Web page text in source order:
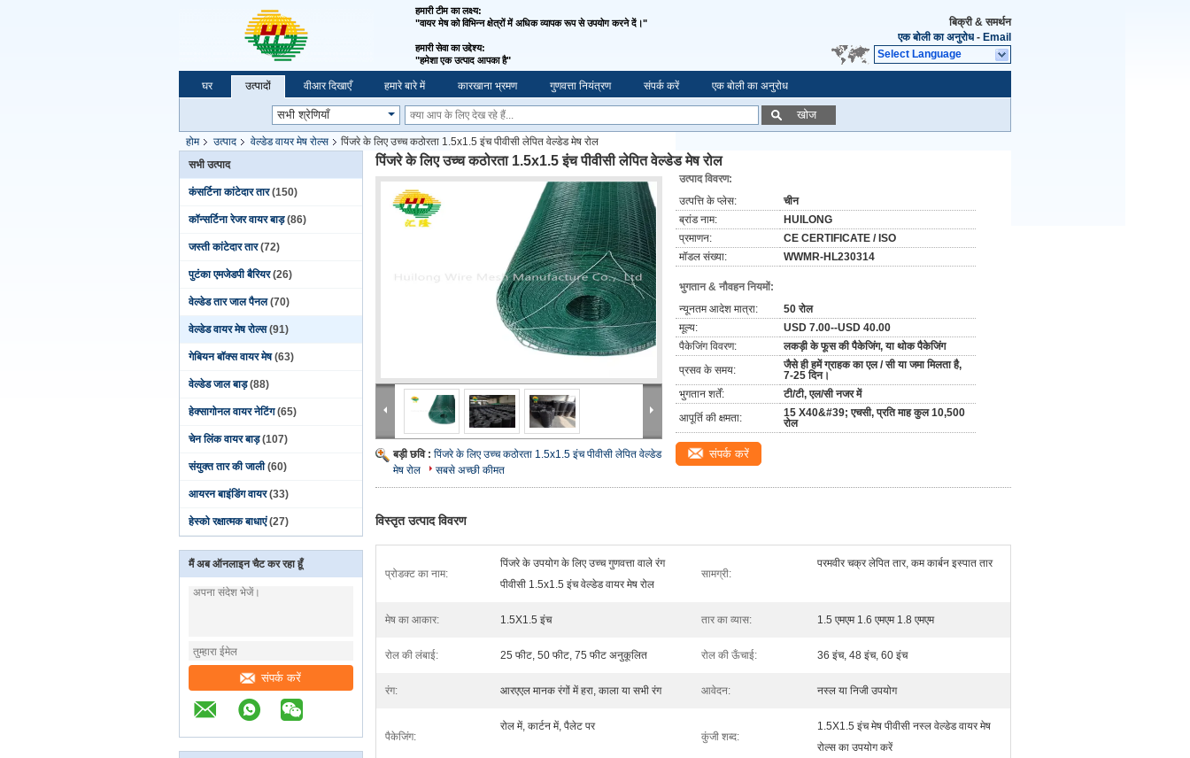
हमारी टीम का लक्ष्य:
"वायर मेष को विभिन्न क्षेत्रों में अधिक व्यापक रूप से उपयोग करने दें।"
हमारी सेवा का उद्देश्य:
"हमेशा एक उत्पाद आपका है"
बिक्री & समर्थन
एक बोली का अनुरोध - Email
Select Language
घर उत्पादों वीआर दिखाएँ हमारे बारे में कारखाना भ्रमण गुणवत्ता नियंत्रण संपर्क करें एक बोली का अनुरोध
खोज
होम उत्पाद वेल्डेड वायर मेष रोल्स
पिंजरे के लिए उच्च कठोरता 1.5x1.5 इंच पीवीसी लेपित वेल्डेड मेष रोल
सभी उत्पाद
कंसर्टिना कांटेदार तार (150)
कॉन्सर्टिना रेजर वायर बाड़ (86)
जस्ती कांटेदार तार (72)
पुटंका एमजेडपी बैरियर (26)
वेल्डेड तार जाल पैनल (70)
वेल्डेड वायर मेष रोल्स (91)
गेबियन बॉक्स वायर मेष (63)
वेल्डेड जाल बाड़ (88)
हेक्सागोनल वायर नेटिंग (65)
चेन लिंक वायर बाड़ (107)
संयुक्त तार की जाली (60)
आयरन बाइंडिंग वायर (33)
हेस्को रक्षात्मक बाधाएं (27)
मैं अब ऑनलाइन चैट कर रहा हूँ
संपर्क करें
पिंजरे के लिए उच्च कठोरता 1.5x1.5 इंच पीवीसी लेपित वेल्डेड मेष रोल
बड़ी छवि : पिंजरे के लिए उच्च कठोरता 1.5x1.5 इंच पीवीसी लेपित वेल्डेड
मेष रोल
सबसे अच्छी कीमत
उत्पाद विवरण:
उत्पत्ति के प्लेस:
चीन
ब्रांड नाम:
HUILONG
प्रमाणन:
CE CERTIFICATE / ISO
मॉडल संख्या:
WWMR-HL230314
भुगतान & नौवहन नियमों:
न्यूनतम आदेश मात्रा:
50 रोल
मूल्य:
USD 7.00--USD 40.00
पैकेजिंग विवरण:
लकड़ी के फूस की पैकेजिंग, या थोक पैकेजिंग
प्रसव के समय:
जैसे ही हमें ग्राहक का एल / सी या जमा मिलता है,
7-25 दिन।
भुगतान शर्तें:
टी/टी, एल/सी नजर में
आपूर्ति की क्षमता:
15 X40&#39; एचसी, प्रति माह कुल 10,500
रोल
संपर्क करें
विस्तृत उत्पाद विवरण
प्रोडक्ट का नाम:
पिंजरे के उपयोग के लिए उच्च गुणवत्ता वाले रंग
पीवीसी 1.5x1.5 इंच वेल्डेड वायर मेष रोल
सामग्री:
परमवीर चक्र लेपित तार, कम कार्बन इस्पात तार
मेष का आकार: 1.5X1.5 इंच तार का व्यास: 1.5 एमएम 1.6 एमएम 1.8 एमएम
रोल की लंबाई: 25 फीट, 50 फीट, 75 फीट अनुकूलित रोल की ऊँचाई: 36 इंच, 48 इंच, 60 इंच
रंग: आरएएल मानक रंगों में हरा, काला या सभी रंग आवेदन: नस्ल या निजी उपयोग
पैकेजिंग:
रोल में, कार्टन में, पैलेट पर
कुंजी शब्द:
1.5X1.5 इंच मेष पीवीसी नस्ल वेल्डेड वायर मेष
रोल्स का उपयोग करें